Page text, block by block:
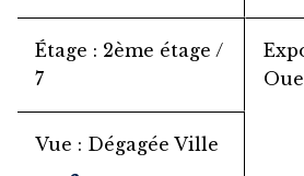
Étage
2ème étage /
7
Vue Dégagée Ville